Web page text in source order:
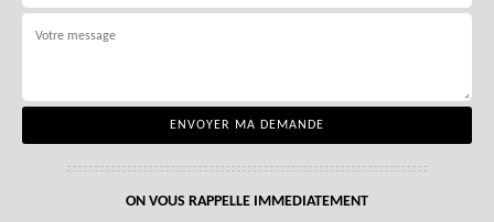
ON VOUS RAPPELLE IMMEDIATEMENT